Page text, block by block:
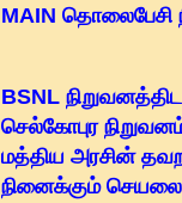
MAIN தொலைபேசி
BSNL
செல்கோபுர
மத்திய அரசின்
நினைக்கும்